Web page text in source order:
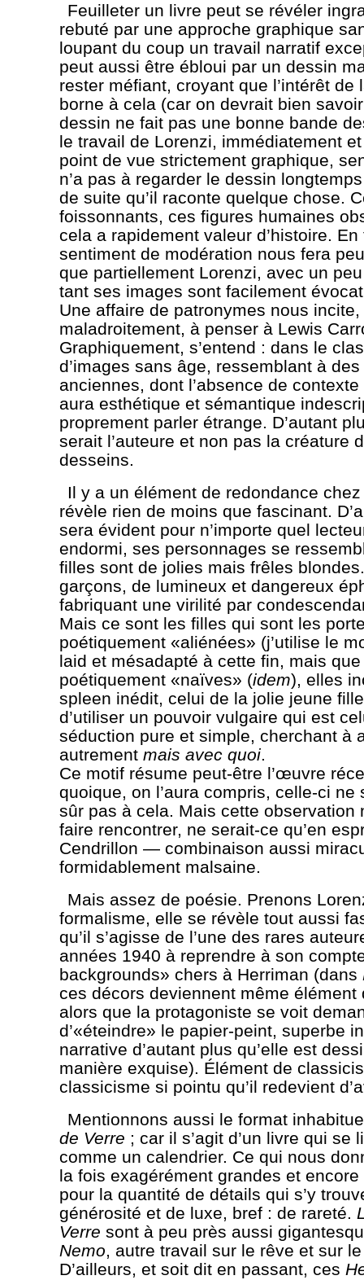
Feuilleter un livre peut se révéler
rebuté par une approche graphique
loupant du coup un travail narratif
peut aussi être ébloui par un dessin
rester méfiant, croyant que l’intérêt de
borne à cela (car on devrait bien savoir
dessin ne fait pas une bonne bande
le travail de Lorenzi, immédiatement et
point de vue strictement graphique,
n’a pas à regarder le dessin
de suite qu’il raconte quelque chose.
foissonnants, ces figures humaines
cela a rapidement valeur d’histoire.
sentiment de modération nous fera
que partiellement Lorenzi, avec un
tant ses images sont facilement
Une affaire de patronymes nous
maladroitement, à penser à Lewis
Graphiquement, s’entend : dans le
d’images sans âge, ressemblant à
anciennes, dont l’absence de
aura esthétique et sémantique
proprement parler étrange. D’autant
serait l’auteure et non pas la créature
desseins.
Il y a un élément de redondance
révèle rien de moins que fascinant.
sera évident pour n’importe quel
endormi, ses personnages se
filles sont de jolies mais frêles
garçons, de lumineux et dangereux
fabriquant une virilité par
Mais ce sont les filles qui sont les
poétiquement «aliénées» (j’utilise le
laid et mésadapté à cette fin, mais
poétiquement «naïves» (idem), elles
spleen inédit, celui de la jolie jeune
d’utiliser un pouvoir vulgaire qui est
séduction pure et simple, cherchant à
autrement mais avec quoi.
Ce motif résume peut-être l’œuvre
quoique, on l’aura compris, celle-ci ne
sûr pas à cela. Mais cette observation
faire rencontrer, ne serait-ce qu’en
Cendrillon — combinaison aussi
formidablement malsaine.
Mais assez de poésie. Prenons
formalisme, elle se révèle tout aussi
qu’il s’agisse de l’une des rares
années 1940 à reprendre à son
backgrounds» chers à Herriman (dans
ces décors deviennent même élément
alors que la protagoniste se voit
d’«éteindre» le papier-peint, superbe
narrative d’autant plus qu’elle est
manière exquise). Élément de
classicisme si pointu qu’il redevient
Mentionnons aussi le format
de Verre ; car il s’agit d’un livre qui se
comme un calendrier. Ce qui nous
la fois exagérément grandes et
pour la quantité de détails qui s’y
générosité et de luxe, bref : de rareté.
Verre sont à peu près aussi
Nemo, autre travail sur le rêve et sur
D’ailleurs, et soit dit en passant, ces